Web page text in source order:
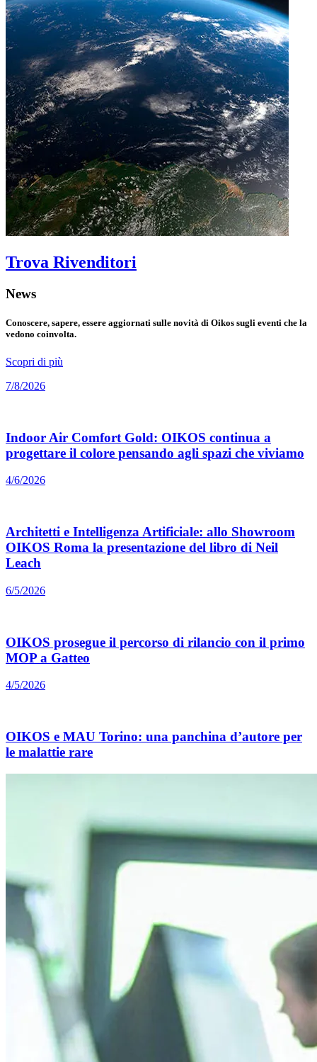
Trova Rivenditori
News
Conoscere, sapere, essere aggiornati sulle novità di Oikos sugli eventi che la
vedono coinvolta.
Scopri di più
7/8/2026
Indoor Air Comfort Gold: OIKOS continua a
progettare il colore pensando agli spazi che viviamo
4/6/2026
Architetti e Intelligenza Artificiale: allo Showroom
OIKOS Roma la presentazione del libro di Neil
Leach
6/5/2026
OIKOS prosegue il percorso di rilancio con il primo
MOP a Gatteo
4/5/2026
OIKOS e MAU Torino: una panchina d’autore per
le malattie rare